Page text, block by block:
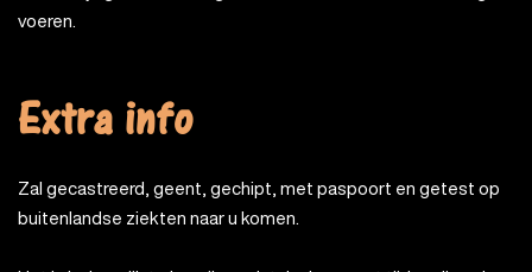
voeren.
Extra info
Zal gecastreerd, geent, gechipt, met paspoort en getest op
buitenlandse ziekten naar u komen.